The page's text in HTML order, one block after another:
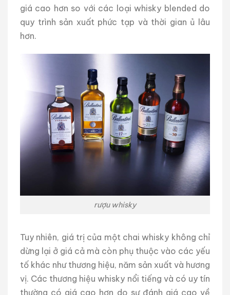
giá cao hơn so với các loại whisky blended do
quy trình sản xuất phức tạp và thời gian ủ lâu
hơn.
rượu whisky
Tuy nhiên, giá trị của một chai whisky không chỉ
dừng lại ở giá cả mà còn phụ thuộc vào các yếu
tố khác như thương hiệu, năm sản xuất và hương
vị. Các thương hiệu whisky nổi tiếng và có uy tín
thường có giá cao hơn do sự đánh giá cao về